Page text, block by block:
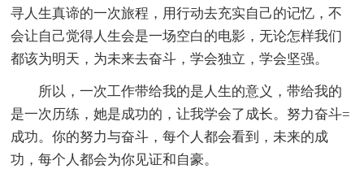
寻人生真谛的一次旅程，用行动去充实自己的记忆，不
会让自己觉得人生会是一场空白的电影，无论怎样我们
都该为明天，为未来去奋斗，学会独立，学会坚强。
所以，一次工作带给我的是人生的意义，带给我的
是一次历练，她是成功的，让我学会了成长。努力奋斗=
成功。你的努力与奋斗，每个人都会看到，未来的成
功，每个人都会为你见证和自豪。